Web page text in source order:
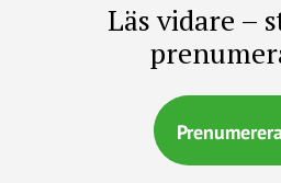
Läs vidare –
Prenumerera